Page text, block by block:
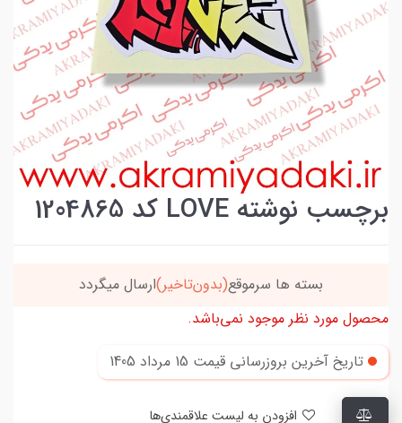
برچسب نوشته LOVE کد 1204865
بسته ها سرموقع(بدون‌تاخیر)ارسال میگردد
محصول مورد نظر موجود نمی‌باشد.
تاریخ آخرین بروزرسانی قیمت 15 مرداد 1405